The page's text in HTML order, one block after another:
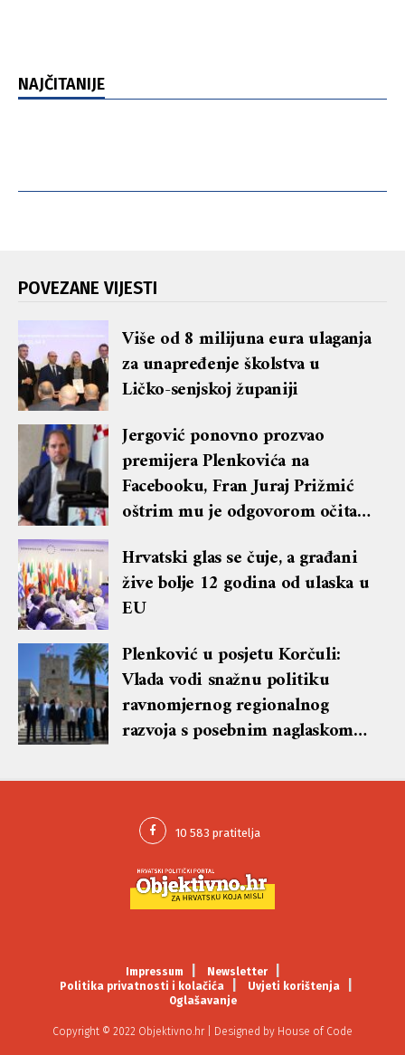
NAJČITANIJE
POVEZANE VIJESTI
Više od 8 milijuna eura ulaganja
za unapređenje školstva u
Ličko-senjskoj županiji
Jergović ponovno prozvao
premijera Plenkovića na
Facebooku, Fran Juraj Prižmić
oštrim mu je odgovorom očitao
komentara
Hrvatski glas se čuje, a građani
žive bolje 12 godina od ulaska u
EU
Plenković u posjetu Korčuli:
Vlada vodi snažnu politiku
ravnomjernog regionalnog
razvoja s posebnim naglaskom
Impressum
Newsletter
Politika privatnosti i kolačića
Uvjeti korištenja
Oglašavanje
Copyright © 2022 Objektivno.hr | Designed by House of Code